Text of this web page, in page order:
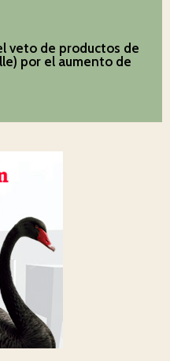
veto de productos de
por el aumento de